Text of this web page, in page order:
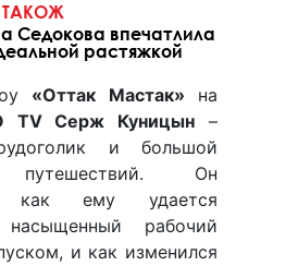
ТАКОЖ
Седокова впечатлила
растяжкой
«Оттак Мастак» на
TVСерж Куницын –
и большой
путешествий. Он
как ему удается
рабочий
и как изменился